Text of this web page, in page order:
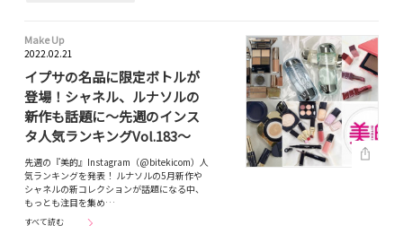
Make Up
2022.02.21
イプサの名品に限定ボトルが
登場！シャネル、ルナソルの
新作も話題に～先週のインス
タ人気ランキングVol.183～
先週の『美的』Instagram（@bitekicom）人
気ランキングを発表！ ルナソルの5月新作や
シャネルの新コレクションが話題になる中、
もっとも注目を集め…
すべて読む